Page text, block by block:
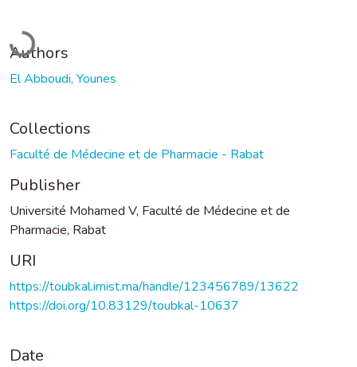
Loading...
Authors
El Abboudi, Younes
Collections
Faculté de Médecine et de Pharmacie - Rabat
Publisher
Université Mohamed V, Faculté de Médecine et de
Pharmacie, Rabat
URI
https://toubkal.imist.ma/handle/123456789/13622
https://doi.org/10.83129/toubkal-10637
Date